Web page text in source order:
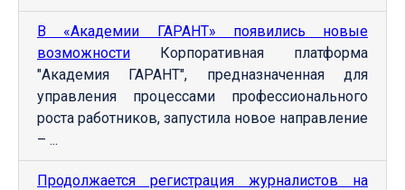
В «Академии ГАРАНТ» появились новые
возможности Корпоративная платформа
"Академия ГАРАНТ", предназначенная для
управления процессами профессионального
роста работников, запустила новое направление
– ...
Продолжается регистрация журналистов на